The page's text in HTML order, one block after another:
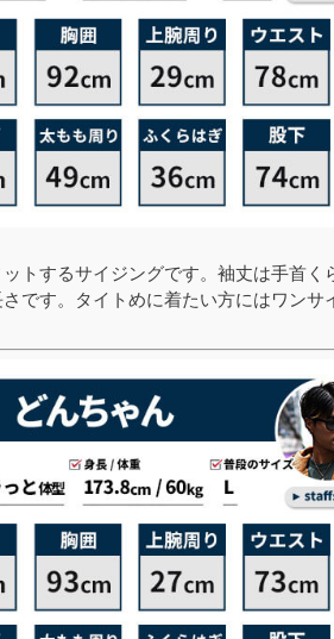
トするサイジングです。袖丈は手首く
です。タイトめに着たい方にはワンサ